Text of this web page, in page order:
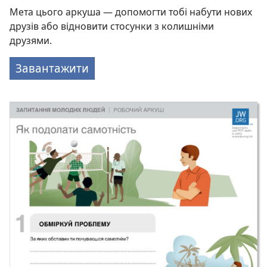
Мета цього аркуша — допомогти тобі набути нових
друзів або відновити стосунки з колишніми
друзями.
Завантажити